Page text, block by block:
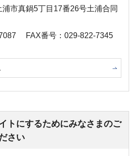
市真鍋5丁目17番26号土浦合同
FAX番号：029-822-7345
トにするためにみなさまのご
さい